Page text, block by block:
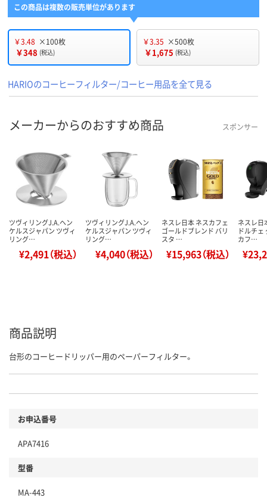
この商品は複数の販売単位があります
￥3.48 ×100枚
￥348 (税込)
￥3.35 ×500枚
￥1,675 (税込)
HARIOのコーヒーフィルター/コーヒー用品を全て見る
メーカーからのおすすめ商品 スポンサー
ツヴィリングJ.A.ヘン
ケルスジャパン ツヴィ
リング…
¥2,491（税込）
ツヴィリングJ.A.ヘン
ケルスジャパン ツヴィ
リング…
¥4,040（税込）
ネスレ日本 ネスカフェ
ゴールドブレンド バリ
スタ …
¥15,963（税込）
ネスレ日
ドルチェ
カフ…
商品説明
台形のコーヒードリッパー用のペーパーフィルター。
お申込番号
APA7416
型番
MA-443